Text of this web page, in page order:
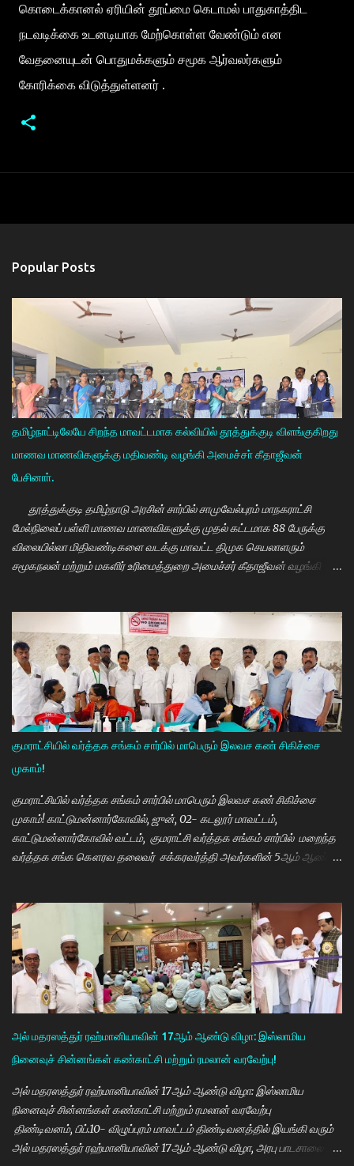
கொடைக்கானல் ஏரியின் தூய்மை கெடாமல் பாதுகாத்திட
நடவடிக்கை உடனடியாக மேற்கொள்ள வேண்டும் என
வேதனையுடன் பொதுமக்களும் சமூக ஆர்வலர்களும்
கோரிக்கை விடுத்துள்ளனர் .
Popular Posts
தமிழ்நாட்டிலேயே சிறந்த மாவட்டமாக கல்வியில் தூத்துக்குடி விளங்குகிறது
மாணவ மாணவிகளுக்கு மதிவண்டி வழங்கி அமைச்சா் கீதாஜீவன்
பேசினாா்.
தூத்துக்குடி தமிழ்நாடு அரசின் சார்பில் சாமுவேல்புரம் மாநகராட்சி
மேல்நிலைப் பள்ளி மாணவ மாணவிகளுக்கு முதல் கட்டமாக 88 பேருக்கு
விலையில்லா மிதிவண்டிகளை வடக்கு மாவட்ட திமுக செயலாளரும்
சமூகநலன் மற்றும் மகளிர் உரிமைத்துறை அமைச்சர் கீதாஜீவன் வழங்கி
கல்வியில் சிறந்து விளங்க வேண்டும் என்பதற்காக முதலமைச்சர்
மு.க.ஸ்டாலின் அதிக முயற்சி எடுத்து கல்வியும். மருத்துவமும் எனது இரு
கண்கள் என முதலமைச்சர் கூறி வருகிறார். எத்தனையோ
மாணவியர்களுக்கு கிடைக்காத வாய்ப்பு உங்களுக்கு கிடைத்திருக்கிறது.
முன்பு 8 ம் வகுப்பு அல்லது 10 ம் வகுப்பிலேயே மாணவியர்களின்
பள்ளிப்படிப்பை நிறுத்தும் நிலையை மாற்றி, பெண் குழந்தைகள் கல்லூரி
வரை படிக்க வேண்டும். அவர்களுக்கு உயர்கல்வி மிக அவசியம் என்பதில்
அதிக முயற்சி எடுத்து வருகிறார்கள். உயர்கல்வி படிக்கின்ற
மாணவியர்களுக்கு மாதந்தோறும் ரூ.1000 வழங்கும் புதுமைப்பெண்
திட்டத்தை செயல்படுத்தி வருகிறார். எதிர்கால தலைவர்களான மாணவர்க...
குமராட்சியில் வர்த்தக சங்கம் சார்பில் மாபெரும் இலவச கண் சிகிச்சை
முகாம்!
குமராட்சியில் வர்த்தக சங்கம் சார்பில் மாபெரும் இலவச கண் சிகிச்சை
முகாம்! காட்டுமன்னார்கோவில், ஜுன், 02- கடலூர் மாவட்டம்,
காட்டுமன்னார்கோவில் வட்டம், குமராட்சி வர்த்தக சங்கம் சார்பில் மறைந்த
வர்த்தக சங்க கௌரவ தலைவர் சக்கரவர்த்தி அவர்களின் 5ஆம் ஆண்டு
ஒருங்கிணைப்பாளர் திருவேங்கடம் மற்றும் செவிலியர்கள் தலைமையில்
நடைபெற்றது. நிகழ்ச்சியில் கண் மருத்துவர் இளையராஜா சிறப்பு
அழைப்பாளராக கலந்து கொண்டு குத்துவிளக்கு ஏற்றி நிகழ்ச்சினை
துவங்கி வைத்தார். நிகழ்ச்சிக்கு குமராட்சி வர்த்தக சங்கத் தலைவர்
கே.ஆர்.ஜி. தமிழ்வாணன் முன்னிலை வகித்தார். நிகழ்ச்சியில் செயலாளர்
மணிவண்ணன், ஒருங்கிணைப்பாளர் அப்துல்பாசித் மற்றும் சங்க
நிர்வாகிகள் குமரவடிவு, துரைசிங்கம், பிரதீப், அப்துல்ரவுப், பார்த்தசாரதி,
மணிகண்டன், செந்தில்குமார், முஸ்தபா, பிரத...
அல் மதரஸத்துர் ரஹ்மானியாவின் 17ஆம் ஆண்டு விழா: இஸ்லாமிய
நினைவுச் சின்னங்கள் கண்காட்சி மற்றும் ரமலான் வரவேற்பு!
அல் மதரஸத்துர் ரஹ்மானியாவின் 17ஆம் ஆண்டு விழா: இஸ்லாமிய
நினைவுச் சின்னங்கள் கண்காட்சி மற்றும் ரமலான் வரவேற்பு
திண்டிவனம், பிப்.10- விழுப்புரம் மாவட்டம் திண்டிவனத்தில் இயங்கி வரும்
அல் மதரஸத்துர் ரஹ்மானியாவின் 17ஆம் ஆண்டு விழா, அரபு பாடசாலை